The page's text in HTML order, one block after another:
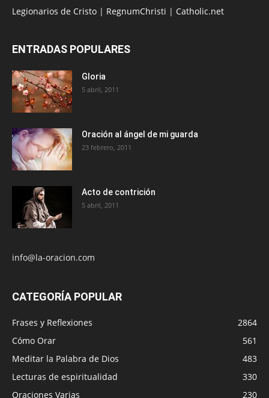
Legionarios de Cristo | RegnumChristi | Catholic.net
ENTRADAS POPULARES
Gloria
5 abril, 2011
Oración al ángel de mi guarda
23 febrero, 2011
Acto de contrición
5 abril, 2011
info@la-oracion.com
CATEGORÍA POPULAR
Frases y Reflexiones
2864
Cómo Orar
561
Meditar la Palabra de Dios
483
Lecturas de espiritualidad
330
Oraciones Varias
230